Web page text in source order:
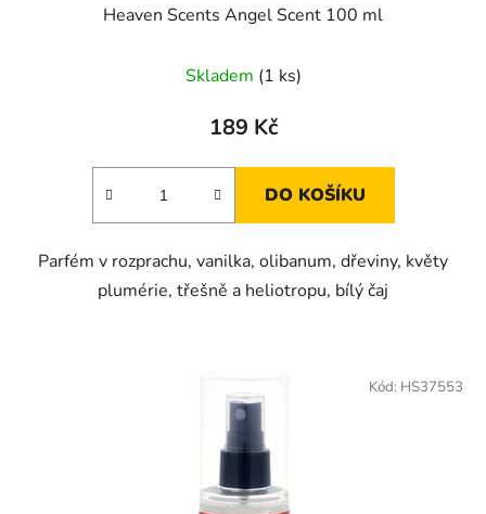
Heaven Scents Angel Scent 100 ml
Skladem (1 ks)
189 Kč
DO KOŠÍKU
Parfém v rozprachu, vanilka, olibanum, dřeviny, květy
plumérie, třešně a heliotropu, bílý čaj
Kód: HS37553